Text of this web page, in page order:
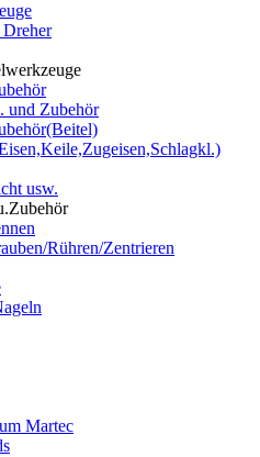
Dreher
und Zubehör
usw.
Rühren/Zentrieren
Martec